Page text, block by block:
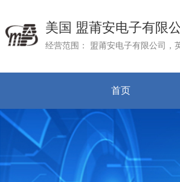
美国 盟莆安电子有限
首页